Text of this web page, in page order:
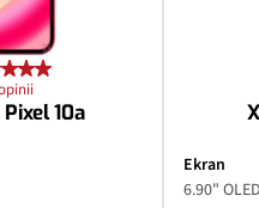
10a
Ekran
6.90" OLED